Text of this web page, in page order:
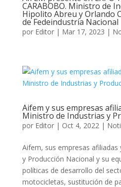
CARABOBO. Ministro de
Hipolito Abreu y Orlando
de Fedeindustria Nacional
por Editor| Mar 17, 2023 |
Aifem y sus empresas
Ministro de Industrias y
por Editor| Oct 4, 2022|
Aifem, sus empresas
y Producción Nacional y su
políticas de desarrollo del
motocicletas, sustitución de